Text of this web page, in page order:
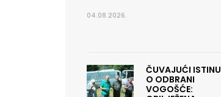
04.08.2026.
ČUVAJUĆI ISTINU
O ODBRANI
VOGOŠĆE: